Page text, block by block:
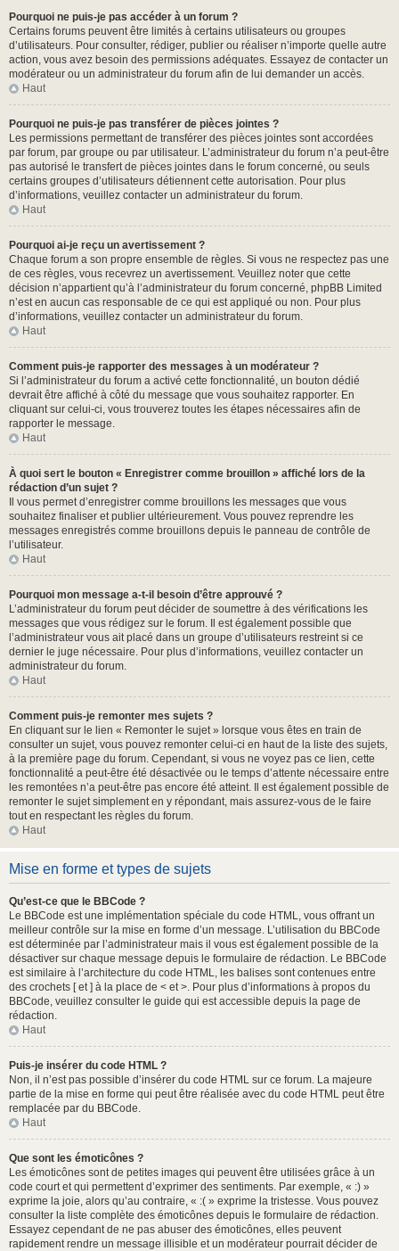
Pourquoi ne puis-je pas accéder à un forum ?
Certains forums peuvent être limités à certains utilisateurs ou groupes
d’utilisateurs. Pour consulter, rédiger, publier ou réaliser n’importe quelle autre
action, vous avez besoin des permissions adéquates. Essayez de contacter un
modérateur ou un administrateur du forum afin de lui demander un accès.
Haut
Pourquoi ne puis-je pas transférer de pièces jointes ?
Les permissions permettant de transférer des pièces jointes sont accordées
par forum, par groupe ou par utilisateur. L’administrateur du forum n’a peut-être
pas autorisé le transfert de pièces jointes dans le forum concerné, ou seuls
certains groupes d’utilisateurs détiennent cette autorisation. Pour plus
d’informations, veuillez contacter un administrateur du forum.
Haut
Pourquoi ai-je reçu un avertissement ?
Chaque forum a son propre ensemble de règles. Si vous ne respectez pas une
de ces règles, vous recevrez un avertissement. Veuillez noter que cette
décision n’appartient qu’à l’administrateur du forum concerné, phpBB Limited
n’est en aucun cas responsable de ce qui est appliqué ou non. Pour plus
d’informations, veuillez contacter un administrateur du forum.
Haut
Comment puis-je rapporter des messages à un modérateur ?
Si l’administrateur du forum a activé cette fonctionnalité, un bouton dédié
devrait être affiché à côté du message que vous souhaitez rapporter. En
cliquant sur celui-ci, vous trouverez toutes les étapes nécessaires afin de
rapporter le message.
Haut
À quoi sert le bouton « Enregistrer comme brouillon » affiché lors de la
rédaction d’un sujet ?
Il vous permet d’enregistrer comme brouillons les messages que vous
souhaitez finaliser et publier ultérieurement. Vous pouvez reprendre les
messages enregistrés comme brouillons depuis le panneau de contrôle de
l’utilisateur.
Haut
Pourquoi mon message a-t-il besoin d’être approuvé ?
L’administrateur du forum peut décider de soumettre à des vérifications les
messages que vous rédigez sur le forum. Il est également possible que
l’administrateur vous ait placé dans un groupe d’utilisateurs restreint si ce
dernier le juge nécessaire. Pour plus d’informations, veuillez contacter un
administrateur du forum.
Haut
Comment puis-je remonter mes sujets ?
En cliquant sur le lien « Remonter le sujet » lorsque vous êtes en train de
consulter un sujet, vous pouvez remonter celui-ci en haut de la liste des sujets,
à la première page du forum. Cependant, si vous ne voyez pas ce lien, cette
fonctionnalité a peut-être été désactivée ou le temps d’attente nécessaire entre
les remontées n’a peut-être pas encore été atteint. Il est également possible de
remonter le sujet simplement en y répondant, mais assurez-vous de le faire
tout en respectant les règles du forum.
Haut
Mise en forme et types de sujets
Qu’est-ce que le BBCode ?
Le BBCode est une implémentation spéciale du code HTML, vous offrant un
meilleur contrôle sur la mise en forme d’un message. L’utilisation du BBCode
est déterminée par l’administrateur mais il vous est également possible de la
désactiver sur chaque message depuis le formulaire de rédaction. Le BBCode
est similaire à l’architecture du code HTML, les balises sont contenues entre
des crochets [ et ] à la place de < et >. Pour plus d’informations à propos du
BBCode, veuillez consulter le guide qui est accessible depuis la page de
rédaction.
Haut
Puis-je insérer du code HTML ?
Non, il n’est pas possible d’insérer du code HTML sur ce forum. La majeure
partie de la mise en forme qui peut être réalisée avec du code HTML peut être
remplacée par du BBCode.
Haut
Que sont les émoticônes ?
Les émoticônes sont de petites images qui peuvent être utilisées grâce à un
code court et qui permettent d’exprimer des sentiments. Par exemple, « :) »
exprime la joie, alors qu’au contraire, « :( » exprime la tristesse. Vous pouvez
consulter la liste complète des émoticônes depuis le formulaire de rédaction.
Essayez cependant de ne pas abuser des émoticônes, elles peuvent
rapidement rendre un message illisible et un modérateur pourrait décider de